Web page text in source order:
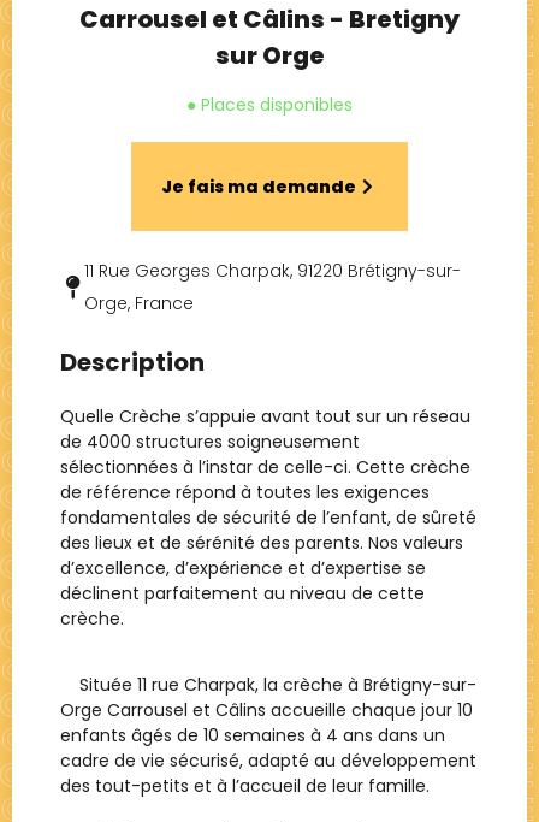
Carrousel et Câlins - Bretigny
sur Orge
● Places disponibles
Je fais ma demande
11 Rue Georges Charpak, 91220 Brétigny-sur-
Orge, France
Description
Quelle Crèche s’appuie avant tout sur un réseau
de 4000 structures soigneusement
sélectionnées à l’instar de celle-ci. Cette crèche
de référence répond à toutes les exigences
fondamentales de sécurité de l’enfant, de sûreté
des lieux et de sérénité des parents. Nos valeurs
d’excellence, d’expérience et d’expertise se
déclinent parfaitement au niveau de cette
crèche.
Située 11 rue Charpak, la crèche à Brétigny-sur-
Orge Carrousel et Câlins accueille chaque jour 10
enfants âgés de 10 semaines à 4 ans dans un
cadre de vie sécurisé, adapté au développement
des tout-petits et à l’accueil de leur famille.